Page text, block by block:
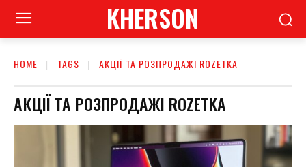
KHERSON
HOME TAGS АКЦІЇ ТА РОЗПРОДАЖІ ROZETKA
АКЦІЇ ТА РОЗПРОДАЖІ ROZETKA